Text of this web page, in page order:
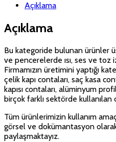
Açıklama
Açıklama
Bu kategoride bulunan ürünler
ve pencerelerde ısı, ses ve toz
Firmamızın üretimini yaptığı
çelik kapı contaları, saç kasa
kapısı contaları, alüminyum
birçok farklı sektörde kullanılan
Tüm ürünlerimizin kullanım
görsel ve dokümantasyon
paylaşmaktayız.